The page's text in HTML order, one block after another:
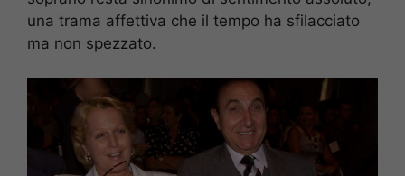
una trama affettiva che il tempo ha sfilacciato
ma non spezzato.